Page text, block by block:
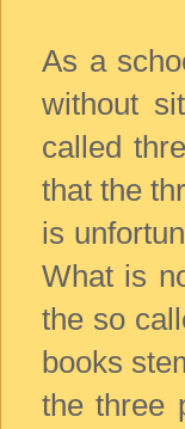
As a
without
called
that the
is
What is
the so
books
the three